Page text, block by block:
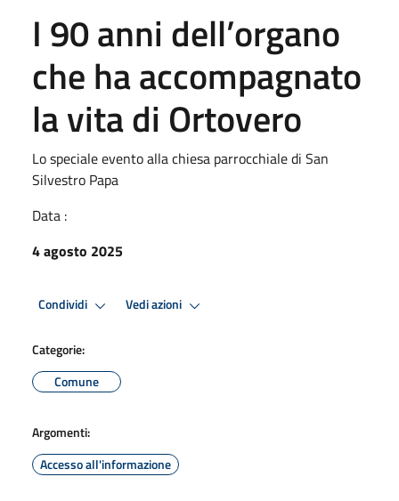
I 90 anni dell’organo
che ha accompagnato
la vita di Ortovero
Lo speciale evento alla chiesa parrocchiale di San
Silvestro Papa
Data :
4 agosto 2025
Condividi Vedi azioni
Categorie:
Comune
Argomenti:
Accesso all'informazione